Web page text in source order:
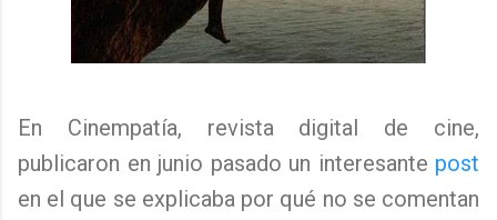
En Cinempatía, revista digital de cine,
publicaron en junio pasado un interesante post
en el que se explicaba por qué no se comentan